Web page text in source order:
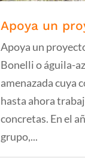
Apoya un
Apoya un
Bonelli o águila-
amenazada cuya
hasta ahora
concretas. En el
grupo,...